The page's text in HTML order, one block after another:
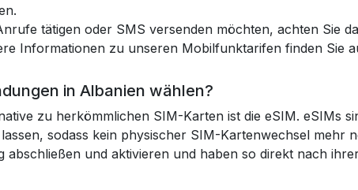
tätigen oder SMS versenden möchten, achten Sie
Informationen zu unseren Mobilfunktarifen finden Sie
in Albanien wählen?
zu herkömmlichen SIM-Karten ist die eSIM. eSIMs
sodass kein physischer SIM-Kartenwechsel mehr
und aktivieren und haben so direkt nach